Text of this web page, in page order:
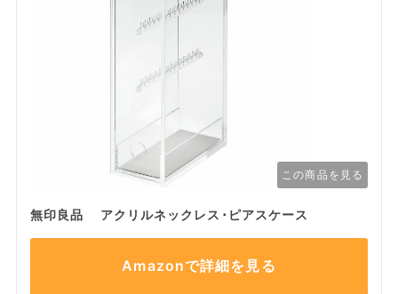
この商品を見る
無印良品 アクリルネックレス･ピアスケース
Amazonで詳細を見る